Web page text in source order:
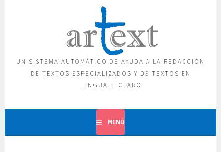
UN SISTEMA AUTOMÁTICO DE AYUDA A LA REDACCIÓN
DE TEXTOS ESPECIALIZADOS Y DE TEXTOS EN
LENGUAJE CLARO
MENÚ